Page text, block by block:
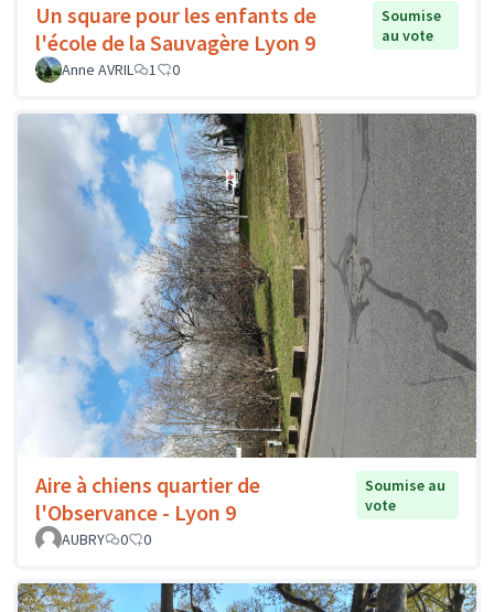
Un square pour les enfants de
l'école de la Sauvagère Lyon 9
Soumise
au vote
Anne AVRIL
1 0
Aire à chiens quartier de
l'Observance - Lyon 9
Soumise au
vote
AUBRY
0 0